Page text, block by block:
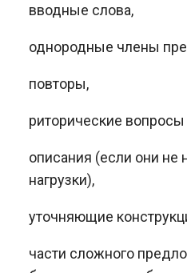
вводные слова,
однородные члены
повторы,
риторические
описания (если они не
нагрузки),
уточняющие
части сложного